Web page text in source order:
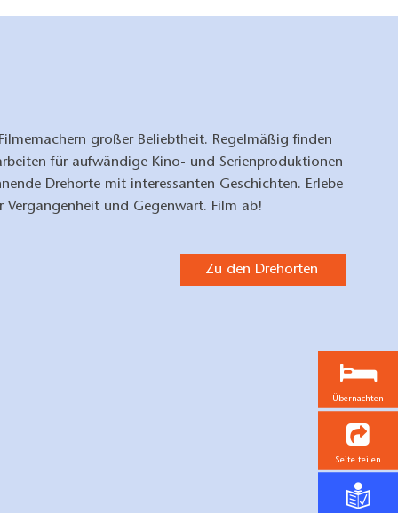
großer Beliebtheit. Regelmäßig finden
für aufwändige Kino- und Serienproduktionen
Drehorte mit interessanten Geschichten. Erlebe
Vergangenheit und Gegenwart. Film ab!
Zu den Drehorten
Übernachten
Seite teilen